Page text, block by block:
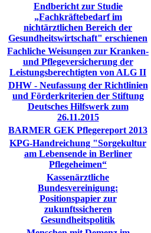
Endbericht zur Studie
„Fachkräftebedarf im
nichtärztlichen Bereich der
Gesundheitswirtschaft" erschienen
Fachliche Weisungen zur Kranken-
und Pflegeversicherung der
Leistungsberechtigten von ALG II
DHW - Neufassung der Richtlinien
und Förderkriterien der Stiftung
Deutsches Hilfswerk zum
26.11.2015
BARMER GEK Pflegereport 2013
KPG-Handreichung "Sorgekultur
am Lebensende in Berliner
Pflegeheimen“
Kassenärztliche
Bundesvereinigung:
Positionspapier zur
zukunftssicheren
Gesundheitspolitik